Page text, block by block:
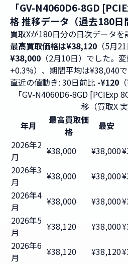
「GV-N4060D6-8GD
格 推移データ（過去180日
買取Xが180日分の日次データ
最高買取価格は¥38,120 （5月
¥38,000 （2月10日）でした。
+0.3%）、期間平均は¥38,040で
直近の値動き: 30日前比 -¥120
「GV-N4060D6-8GD [PCIExp
移（買取X 実
年月
最高買取価
格
最安
2026年2
月
¥38,000 ¥38,000
2026年3
月
¥38,000 ¥38,000
2026年4
月
¥38,000 ¥38,000
2026年5
月
¥38,120 ¥38,000
2026年6
月
¥38,120 ¥38,120